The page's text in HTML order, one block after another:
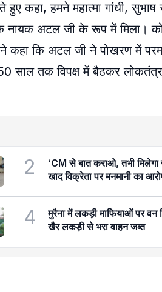
कहा, हमने महात्मा गांधी,
अटल जी के रूप में मिला। कोई
कहा कि अटल जी ने पोखरण में
साल तक विपक्ष में बैठकर
2
‘CM से बात कराओ, तभी मिलेगा
खाद विक्रेता पर मनमानी का
4
मुरैना में लकड़ी माफियाओं पर वन
खैर लकड़ी से भरा वाहन जब्त